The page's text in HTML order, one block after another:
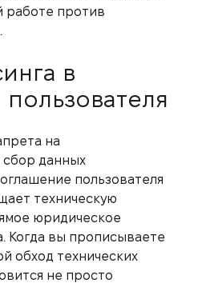
работе против
в
на
данных
пользователя
техническую
юридическое
Когда вы прописываете
обход технических
не просто